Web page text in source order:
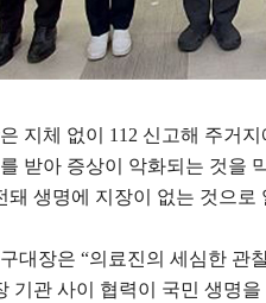
지체 없이 112 신고해 주거
받아 증상이 악화되는 것을
돼 생명에 지장이 없는 것으로
대장은 “의료진의 세심한 관
기관 사이 협력이 국민 생명